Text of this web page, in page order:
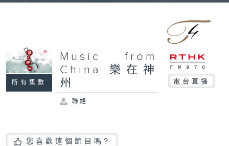
所有集數
Music from
China 樂在神
州
電台直播
聯絡
您喜歡這個節目嗎?